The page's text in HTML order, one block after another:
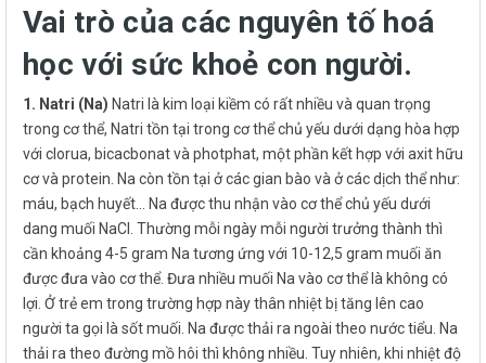
Vai trò của các nguyên tố hoá
học với sức khoẻ con người.
1. Natri (Na) Natri là kim loại kiềm có rất nhiều và quan trọng
trong cơ thể, Natri tồn tại trong cơ thể chủ yếu dưới dạng hòa hợp
với clorua, bicacbonat và photphat, một phần kết hợp với axit hữu
cơ và protein. Na còn tồn tại ở các gian bào và ở các dịch thể như:
máu, bạch huyết… Na được thu nhận vào cơ thể chủ yếu dưới
dang muối NaCl. Thường mỗi ngày mỗi người trưởng thành thì
cần khoảng 4-5 gram Na tương ứng với 10-12,5 gram muối ăn
được đưa vào cơ thể. Đưa nhiều muối Na vào cơ thể là không có
lợi. Ở trẻ em trong trường hợp này thân nhiệt bị tăng lên cao
người ta gọi là sốt muối. Na được thải ra ngoài theo nước tiểu. Na
thải ra theo đường mồ hôi thì không nhiều. Tuy nhiên, khi nhiệt độ